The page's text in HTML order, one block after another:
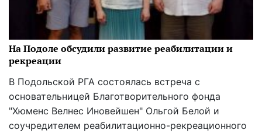
На Подоле обсудили развитие реабилитации и
рекреации
В Подольской РГА состоялась встреча с
основательницей Благотворительного фонда
"Хюменс Велнес Иновейшен" Ольгой Белой и
соучредителем реабилитационно-рекреационного